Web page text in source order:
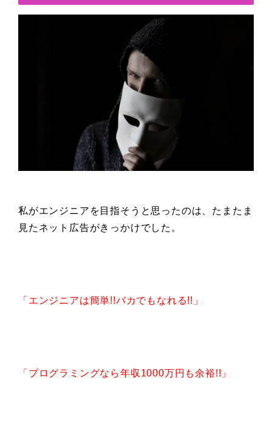
私がエンジニアを目指そうと思ったのは、たまたま
見たネット広告がきっかけでした。
「エンジニアは簡単!!バカでもなれる!!」
「プログラミングなら年収1000万円も余裕!!」